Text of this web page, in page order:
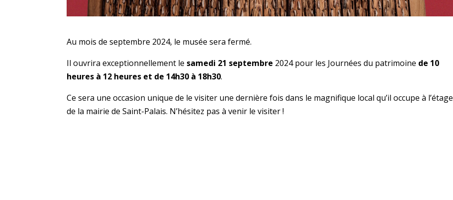
Au mois de septembre 2024, le musée sera fermé.
Il ouvrira exceptionnellement le samedi 21 septembre 2024 pour les Journées du patrimoine de 10
heures à 12 heures et de 14h30 à 18h30.
Ce sera une occasion unique de le visiter une dernière fois dans le magnifique local qu’il occupe à l’étage
de la mairie de Saint-Palais. N’hésitez pas à venir le visiter !